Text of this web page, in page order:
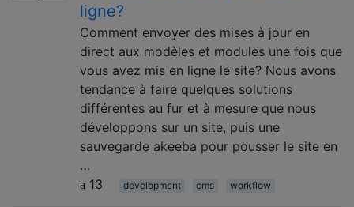
ligne?
Comment envoyer des mises à jour en
direct aux modèles et modules une fois que
vous avez mis en ligne le site? Nous avons
tendance à faire quelques solutions
différentes au fur et à mesure que nous
développons sur un site, puis une
sauvegarde akeeba pour pousser le site en
…
13
development cms workflow